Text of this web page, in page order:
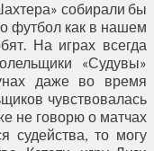
собирали бы
футбол как в нашем
На играх всегда
«Судувы»
даже во время
чувствовалась
не говорю о матчах
судейства, то могу